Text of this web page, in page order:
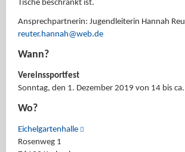
Tische beschränkt ist.
Ansprechpartnerin: Jugendleiterin Hannah
reuter.hannah@web.de
Wann?
Vereinssportfest
Sonntag, den 1. Dezember 2019 von 14 bis
Wo?
Eichelgartenhalle
Rosenweg 1